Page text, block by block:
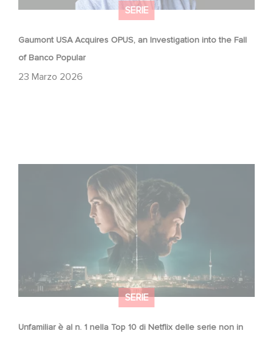
SERIE
Gaumont USA Acquires OPUS, an Investigation into the Fall
of Banco Popular
23 Marzo 2026
SERIE
Unfamiliar è al n. 1 nella Top 10 di Netflix delle serie non in
Unfamiliar è al n. 1 nella Top 10 di Netflix delle serie non in